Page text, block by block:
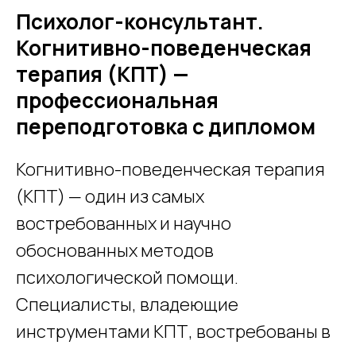
Психолог-консультант.
Когнитивно-поведенческая
терапия (КПТ) —
профессиональная
переподготовка с дипломом
Когнитивно-поведенческая терапия
(КПТ) — один из самых
востребованных и научно
обоснованных методов
психологической помощи.
Специалисты, владеющие
инструментами КПТ, востребованы в